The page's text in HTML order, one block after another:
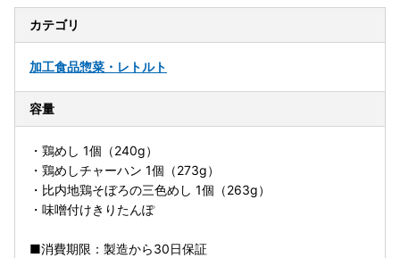
カテゴリ
加工食品惣菜・レトルト
容量
・鶏めし 1個（240g）
・鶏めしチャーハン 1個（273g）
・比内地鶏そぼろの三色めし 1個（263g）
・味噌付けきりたんぽ
■消費期限：製造から30日保証